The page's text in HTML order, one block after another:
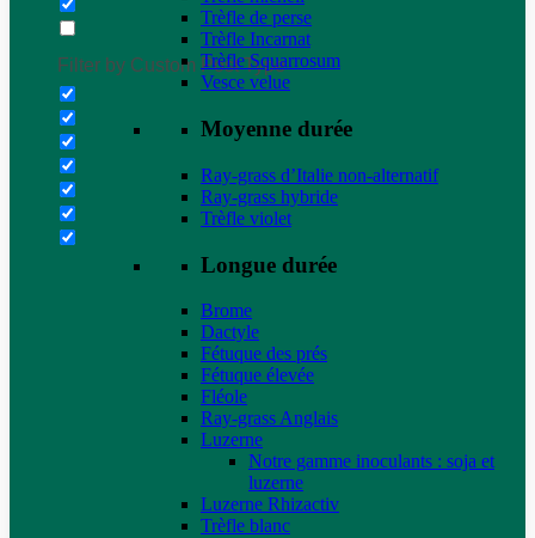
Filter by Custom Post Type
Trèfle de perse
Trèfle Incarnat
Trèfle Squarrosum
Vesce velue
Moyenne durée
Ray-grass d’Italie non-alternatif
Ray-grass hybride
Trèfle violet
Longue durée
Brome
Dactyle
Fétuque des prés
Fétuque élevée
Fléole
Ray-grass Anglais
Luzerne
Notre gamme inoculants : soja et
luzerne
Luzerne Rhizactiv
Trèfle blanc